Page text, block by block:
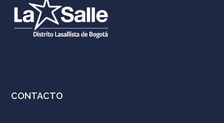
CONTACTO